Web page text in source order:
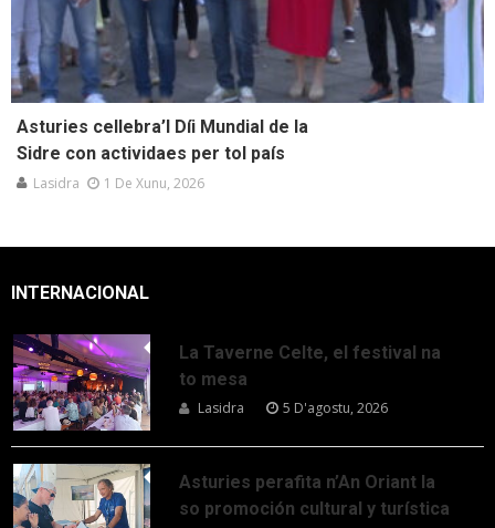
Asturies cellebra’l Díi Mundial de la
Sidre con actividaes per tol país
Lasidra 1 De Xunu, 2026
INTERNACIONAL
La Taverne Celte, el festival na
to mesa
Lasidra 5 D'agostu, 2026
Asturies perafita n’An Oriant la
so promoción cultural y turística